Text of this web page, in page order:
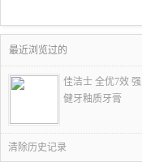
最近浏览过的
佳洁士 全优7效 强
健牙釉质牙膏
清除历史记录